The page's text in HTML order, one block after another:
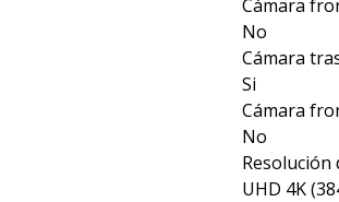
Cámara
No
Cámara
Si
Cámara
No
Resolución
UHD 4K